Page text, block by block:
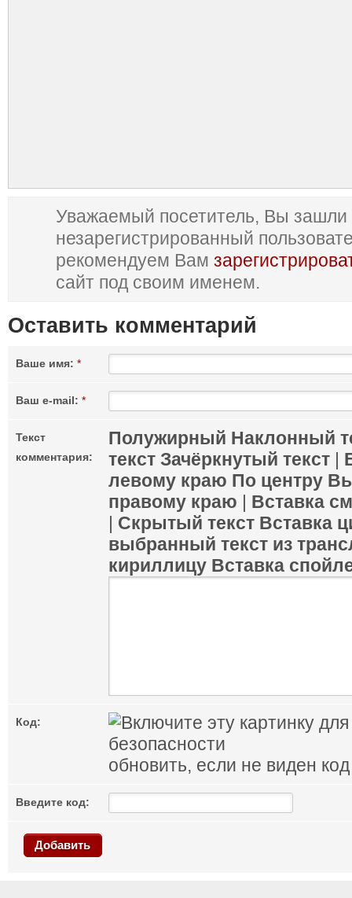
Уважаемый посетитель, Вы зашли
незарегистрированный
рекомендуем Вам
сайт под своим именем.
Оставить комментарий
Ваше имя: *
Ваш e-mail: *
Текст
комментария:
Полужирный Наклонный
текст Зачёркнутый текст |
левому краю По центру
правому краю | Вставка
| Скрытый текст Вставка
выбранный текст из
кириллицу Вставка
Код:
обновить, если не виден код
Введите код:
Добавить